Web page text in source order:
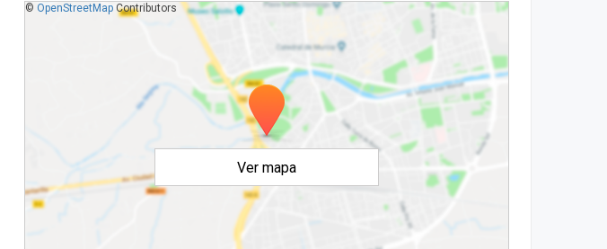
Ver mapa
© OpenStreetMapContributors